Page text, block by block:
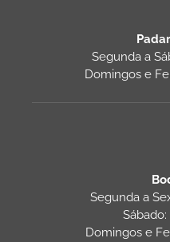
Segunda a
Domingos e
Segunda a
Domingos e